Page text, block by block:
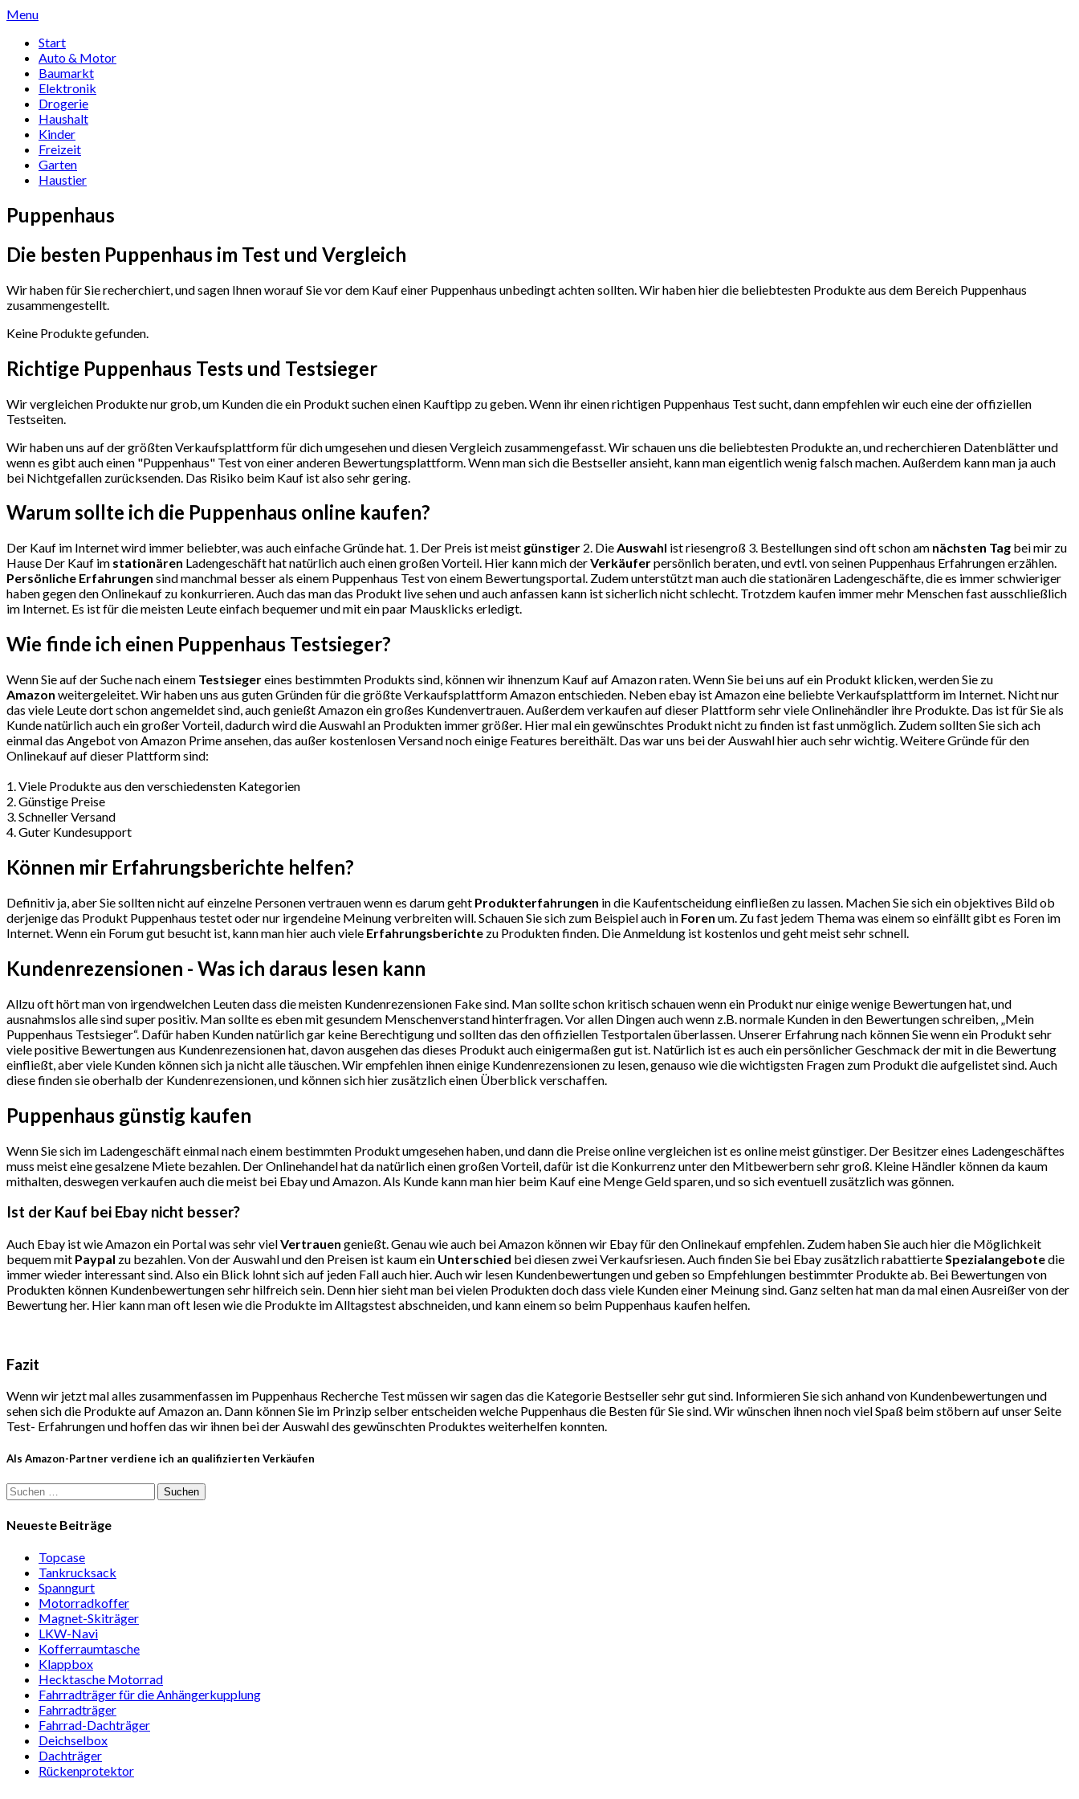
Skip
content
Menu
Start
Auto & Motor
Baumarkt
Elektronik
Drogerie
Haushalt
Kinder
Freizeit
Garten
Haustier
Puppenhaus
Die besten Puppenhaus im Test und Vergleich
Wir haben für Sie recherchiert, und sagen Ihnen worauf Sie vor dem Kauf einer Puppenhaus unbedingt achten sollten. Wir haben hier die beliebtesten Produkte aus dem Bereich Puppenhaus
zusammengestellt.
Keine Produkte gefunden.
Richtige Puppenhaus Tests und Testsieger
Wir vergleichen Produkte nur grob, um Kunden die ein Produkt suchen einen Kauftipp zu geben. Wenn ihr einen richtigen Puppenhaus Test sucht, dann empfehlen wir euch eine der offiziellen
Testseiten.
Wir haben uns auf der größten Verkaufsplattform für dich umgesehen und diesen Vergleich zusammengefasst. Wir schauen uns die beliebtesten Produkte an, und recherchieren Datenblätter und
wenn es gibt auch einen "Puppenhaus" Testvon einer anderen Bewertungsplattform. Wenn man sich die Bestseller ansieht, kann man eigentlich wenig falsch machen. Außerdem kann man ja auch
bei Nichtgefallen zurücksenden. Das Risiko beim Kauf ist also sehr gering.
Warum sollte ich die Puppenhaus online kaufen?
Der Kauf im Internet wird immer beliebter, was auch einfache Gründe hat. 1. Der Preis ist meist günstiger 2. DieAuswahl ist riesengroß 3. Bestellungen sind oft schon am nächsten Tag bei mir zu
Hause Der Kauf im stationären Ladengeschäft hat natürlich auch einen großen Vorteil. Hier kann mich derVerkäuferpersönlich beraten, und evtl. von seinen Puppenhaus Erfahrungen erzählen.
Persönliche Erfahrungen sind manchmal besser als einem Puppenhaus Test von einem Bewertungsportal. Zudem unterstützt man auch die stationären Ladengeschäfte, die es immer schwieriger
haben gegen den Onlinekauf zu konkurrieren. Auch das man das Produkt live sehen und auch anfassen kann ist sicherlich nicht schlecht. Trotzdem kaufen immer mehr Menschen fast ausschließlich
im Internet. Es ist für die meisten Leute einfach bequemer und mit ein paar Mausklicks erledigt.
Wie finde ich einen Puppenhaus Testsieger?
Wenn Sie auf der Suche nach einem Testsiegereines bestimmten Produkts sind, können wir ihnenzum Kauf auf Amazon raten. Wenn Sie bei uns auf ein Produkt klicken, werden Sie zu
Amazon weitergeleitet. Wir haben uns aus guten Gründen für die größte Verkaufsplattform Amazon entschieden. Neben ebay ist Amazon eine beliebte Verkaufsplattform im Internet. Nicht nur
das viele Leute dort schon angemeldet sind, auch genießt Amazon ein großes Kundenvertrauen. Außerdem verkaufen auf dieser Plattform sehr viele Onlinehändler ihre Produkte. Das ist für Sie als
Kunde natürlich auch ein großer Vorteil, dadurch wird die Auswahl an Produkten immer größer. Hier mal ein gewünschtes Produkt nicht zu finden ist fast unmöglich. Zudem sollten Sie sich ach
einmal das Angebot von Amazon Prime ansehen, das außer kostenlosen Versand noch einige Features bereithält. Das war uns bei der Auswahl hier auch sehr wichtig. Weitere Gründe für den
Onlinekauf auf dieser Plattform sind:
1. Viele Produkte aus den verschiedensten Kategorien
2. Günstige Preise
3. Schneller Versand
4. Guter Kundesupport
Können mir Erfahrungsberichte helfen?
Definitiv ja, aber Sie sollten nicht auf einzelne Personen vertrauen wenn es darum geht Produkterfahrungen in die Kaufentscheidung einfließen zu lassen. Machen Sie sich ein objektives Bild ob
derjenige das Produkt Puppenhaus testet oder nur irgendeine Meinung verbreiten will. Schauen Sie sich zum Beispiel auch in Foren um. Zu fast jedem Thema was einem so einfällt gibt es Foren im
Internet. Wenn ein Forum gut besucht ist, kann man hier auch viele Erfahrungsberichte zu Produkten finden. Die Anmeldung ist kostenlos und geht meist sehr schnell.
Kundenrezensionen - Was ich daraus lesen kann
Allzu oft hört man von irgendwelchen Leuten dass die meisten Kundenrezensionen Fake sind. Man sollte schon kritisch schauen wenn ein Produkt nur einige wenige Bewertungen hat, und
ausnahmslos alle sind super positiv. Man sollte es eben mit gesundem Menschenverstand hinterfragen. Vor allen Dingen auch wenn z.B. normale Kunden in den Bewertungen schreiben, „Mein
Puppenhaus Testsieger“. Dafür haben Kunden natürlich gar keine Berechtigung und sollten das den offiziellen Testportalen überlassen. Unserer Erfahrung nach können Sie wenn ein Produkt sehr
viele positive Bewertungen aus Kundenrezensionen hat, davon ausgehen das dieses Produkt auch einigermaßen gut ist. Natürlich ist es auch ein persönlicher Geschmack der mit in die Bewertung
einfließt, aber viele Kunden können sich ja nicht alle täuschen. Wir empfehlen ihnen einige Kundenrezensionen zu lesen, genauso wie die wichtigsten Fragen zum Produkt die aufgelistet sind. Auch
diese finden sie oberhalb der Kundenrezensionen, und können sich hier zusätzlich einen Überblick verschaffen.
Puppenhaus günstig kaufen
Wenn Sie sich im Ladengeschäft einmal nach einem bestimmten Produkt umgesehen haben, und dann die Preise online vergleichen ist es online meist günstiger. Der Besitzer eines Ladengeschäftes
muss meist eine gesalzene Miete bezahlen. Der Onlinehandel hat da natürlich einen großen Vorteil, dafür ist die Konkurrenz unter den Mitbewerbern sehr groß. Kleine Händler können da kaum
mithalten, deswegen verkaufen auch die meist bei Ebay und Amazon. Als Kunde kann man hier beim Kauf eine Menge Geld sparen, und so sich eventuell zusätzlich was gönnen.
Ist der Kauf bei Ebay nicht besser?
Auch Ebay ist wie Amazon ein Portal was sehr vielVertrauen genießt. Genau wie auch bei Amazon können wir Ebay für den Onlinekauf empfehlen. Zudem haben Sie auch hier die Möglichkeit
bequem mit Paypal zu bezahlen. Von der Auswahl und den Preisen ist kaum ein Unterschied bei diesen zwei Verkaufsriesen. Auch finden Sie bei Ebay zusätzlich rabattierteSpezialangebotedie
immer wieder interessant sind. Also ein Blick lohnt sich auf jeden Fall auch hier. Auch wir lesen Kundenbewertungen und geben so Empfehlungen bestimmter Produkte ab. Bei Bewertungen von
Produkten können Kundenbewertungen sehr hilfreich sein. Denn hier sieht man bei vielen Produkten doch dass viele Kunden einer Meinung sind. Ganz selten hat man da mal einen Ausreißer von der
Bewertung her. Hier kann man oft lesen wie die Produkte im Alltagstest abschneiden, und kann einem so beim Puppenhaus kaufen helfen.
Fazit
Wenn wir jetzt mal alles zusammenfassen im Puppenhaus Recherche Test müssen wir sagen das die Kategorie Bestseller sehr gut sind. Informieren Sie sich anhand von Kundenbewertungen und
sehen sich die Produkte auf Amazon an. Dann können Sie im Prinzip selber entscheiden welche Puppenhaus die Besten für Sie sind. Wir wünschen ihnen noch viel Spaß beim stöbern auf unser Seite
Test- Erfahrungen und hoffen das wir ihnen bei der Auswahl des gewünschten Produktes weiterhelfen konnten.
Als Amazon-Partner verdiene ich an qualifizierten Verkäufen
Suchen
nach:
Neueste Beiträge
Topcase
Tan­kruck­sack
Spann­gurt
Motor­rad­koffer
Magnet-Ski­träger
LKW-Navi
Kof­fer­raum­ta­sche
Klappbox
Heck­ta­sche Motorrad
Fahr­rad­träger für die Anhän­ger­kup­p­lung
Fahr­rad­träger
Fahrrad-Dach­träger
Deich­selbox
Dach­träger
Rücken­pro­tektor